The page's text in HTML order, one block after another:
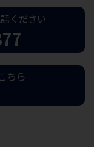
ください
ちら